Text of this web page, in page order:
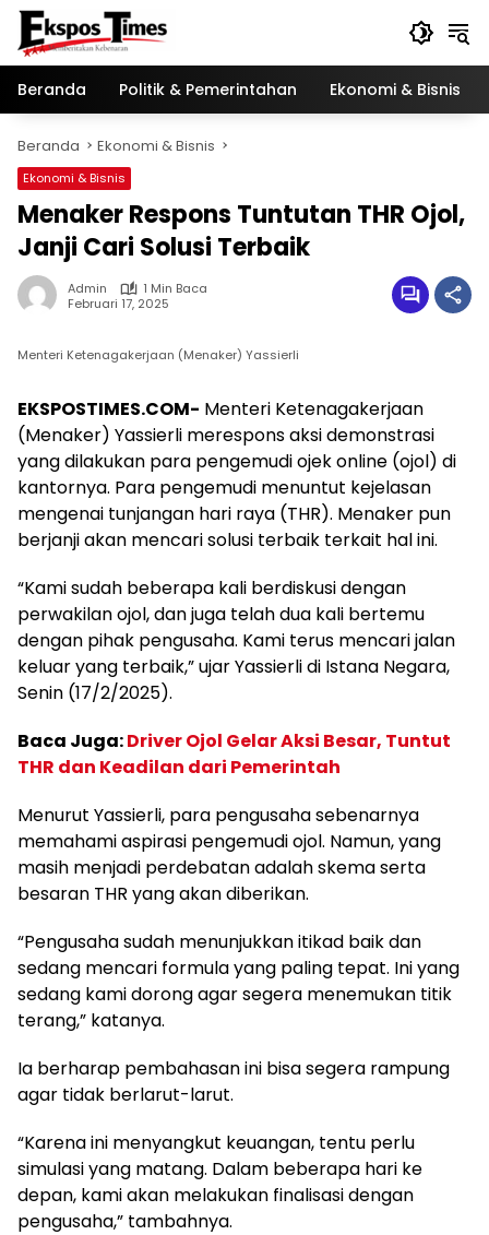
Langsung
konten
Beranda
Politik & Pemerintahan Ekonomi & Bisnis
Beranda Ekonomi & Bisnis
Ekonomi & Bisnis
Menaker Respons Tuntutan THR Ojol,
Janji Cari Solusi Terbaik
Admin
1 Min Baca
Februari 17, 2025
Menteri Ketenagakerjaan (Menaker) Yassierli
EKSPOSTIMES.COM- Menteri Ketenagakerjaan
(Menaker) Yassierli merespons aksi demonstrasi
yang dilakukan para pengemudi ojek online (ojol) di
kantornya. Para pengemudi menuntut kejelasan
mengenai tunjangan hari raya (THR). Menaker pun
berjanji akan mencari solusi terbaik terkait hal ini.
“Kami sudah beberapa kali berdiskusi dengan
perwakilan ojol, dan juga telah dua kali bertemu
dengan pihak pengusaha. Kami terus mencari jalan
keluar yang terbaik,” ujar Yassierli di Istana Negara,
Senin (17/2/2025).
Baca Juga:Driver Ojol Gelar Aksi Besar, Tuntut
THR dan Keadilan dari Pemerintah
Menurut Yassierli, para pengusaha sebenarnya
memahami aspirasi pengemudi ojol. Namun, yang
masih menjadi perdebatan adalah skema serta
besaran THR yang akan diberikan.
“Pengusaha sudah menunjukkan itikad baik dan
sedang mencari formula yang paling tepat. Ini yang
sedang kami dorong agar segera menemukan titik
terang,” katanya.
Ia berharap pembahasan ini bisa segera rampung
agar tidak berlarut-larut.
“Karena ini menyangkut keuangan, tentu perlu
simulasi yang matang. Dalam beberapa hari ke
depan, kami akan melakukan finalisasi dengan
pengusaha,” tambahnya.